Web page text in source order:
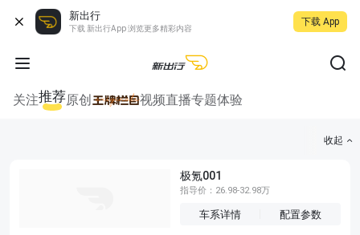
新出行
下载 新出行App 浏览更多精彩内容
下载 App
关注推荐原创 视频直播专题体验
收起
极氪001
指导价：26.98-32.98万
车系详情 配置参数